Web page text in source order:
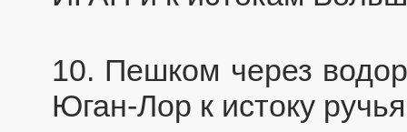
10. Пешком через
Юган-Лор к истоку